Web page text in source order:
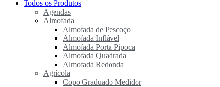
Todos os Produtos
Agendas
Almofada
Almofada de Pescoço
Almofada Inflável
Almofada Porta Pipoca
Almofada Quadrada
Almofada Redonda
Agrícola
Copo Graduado Medidor